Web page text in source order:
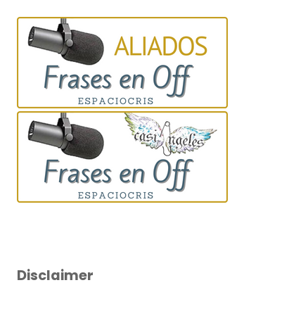
Disclaimer